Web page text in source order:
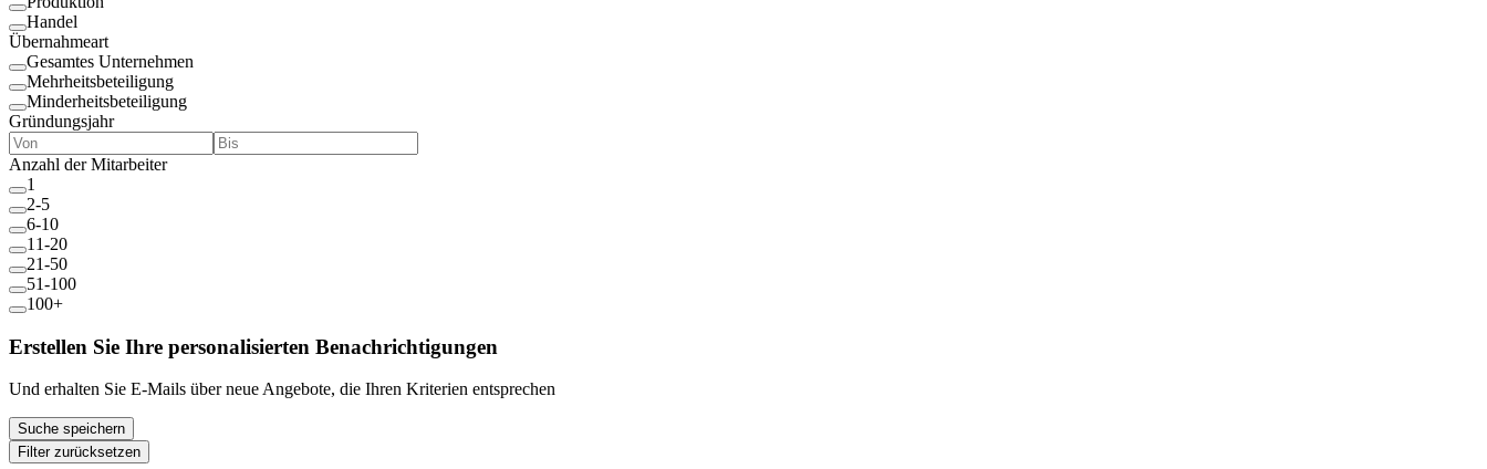
Handel
Übernahmeart
Gesamtes Unternehmen
Mehrheitsbeteiligung
Minderheitsbeteiligung
Gründungsjahr
Anzahl der Mitarbeiter
1
2-5
6-10
11-20
21-50
51-100
100+
Erstellen Sie Ihre personalisierten Benachrichtigungen
Und erhalten Sie E-Mails über neue Angebote, die Ihren Kriterien entsprechen
Suche speichern
Filter zurücksetzen